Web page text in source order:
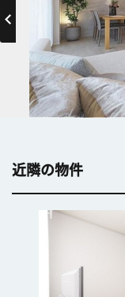
近隣の物件